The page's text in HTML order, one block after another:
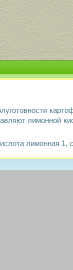
лимонной
лимонная 1,